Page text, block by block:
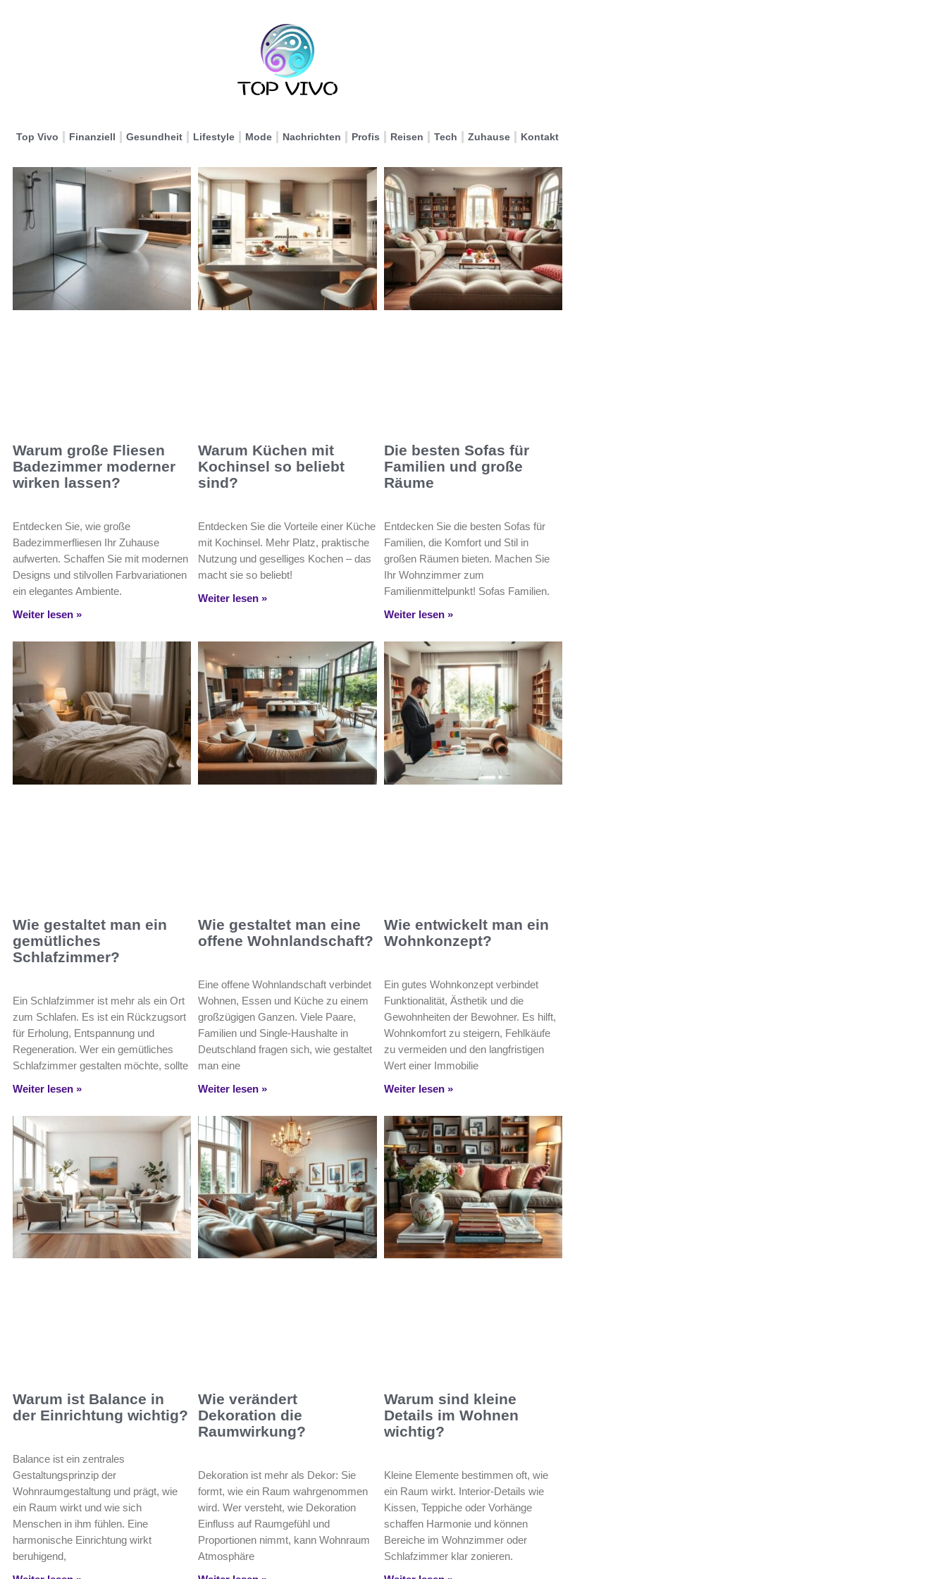
Top Vivo Finanziell Gesundheit Lifestyle Mode Nachrichten Profis Reisen Tech Zuhause Kontakt
Warum große Fliesen
Badezimmer moderner
wirken lassen?
Entdecken Sie, wie große
Badezimmerfliesen Ihr Zuhause
aufwerten. Schaffen Sie mit modernen
Designs und stilvollen Farbvariationen
ein elegantes Ambiente.
Weiter lesen »
Warum Küchen mit
Kochinsel so beliebt
sind?
Entdecken Sie die Vorteile einer Küche
mit Kochinsel. Mehr Platz, praktische
Nutzung und geselliges Kochen – das
macht sie so beliebt!
Weiter lesen »
Die besten Sofas für
Familien und große
Räume
Entdecken Sie die besten Sofas für
Familien, die Komfort und Stil in
großen Räumen bieten. Machen Sie
Ihr Wohnzimmer zum
Familienmittelpunkt! Sofas Familien.
Weiter lesen »
Wie gestaltet man ein
gemütliches
Schlafzimmer?
Ein Schlafzimmer ist mehr als ein Ort
zum Schlafen. Es ist ein Rückzugsort
für Erholung, Entspannung und
Regeneration. Wer ein gemütliches
Schlafzimmer gestalten möchte, sollte
Weiter lesen »
Wie gestaltet man eine
offene Wohnlandschaft?
Eine offene Wohnlandschaft verbindet
Wohnen, Essen und Küche zu einem
großzügigen Ganzen. Viele Paare,
Familien und Single-Haushalte in
Deutschland fragen sich, wie gestaltet
man eine
Weiter lesen »
Wie entwickelt man ein
Wohnkonzept?
Ein gutes Wohnkonzept verbindet
Funktionalität, Ästhetik und die
Gewohnheiten der Bewohner. Es hilft,
Wohnkomfort zu steigern, Fehlkäufe
zu vermeiden und den langfristigen
Wert einer Immobilie
Weiter lesen »
Warum ist Balance in
der Einrichtung wichtig?
Balance ist ein zentrales
Gestaltungsprinzip der
Wohnraumgestaltung und prägt, wie
ein Raum wirkt und wie sich
Menschen in ihm fühlen. Eine
harmonische Einrichtung wirkt
beruhigend,
Wie verändert
Dekoration die
Raumwirkung?
Dekoration ist mehr als Dekor: Sie
formt, wie ein Raum wahrgenommen
wird. Wer versteht, wie Dekoration
Einfluss auf Raumgefühl und
Proportionen nimmt, kann Wohnraum
Atmosphäre
Warum sind kleine
Details im Wohnen
wichtig?
Kleine Elemente bestimmen oft, wie
ein Raum wirkt. Interior-Details wie
Kissen, Teppiche oder Vorhänge
schaffen Harmonie und können
Bereiche im Wohnzimmer oder
Schlafzimmer klar zonieren.